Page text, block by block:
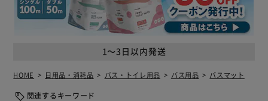
1～3日以内発送
HOME 日用品・消耗品 バス・トイレ用品 バス用品 バスマット
関連するキーワード